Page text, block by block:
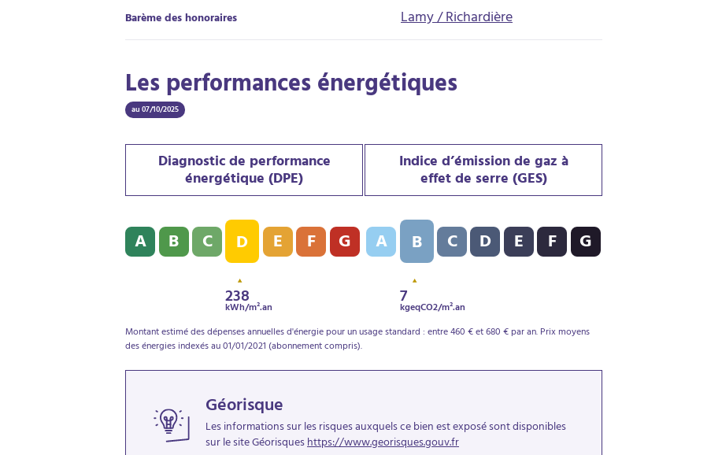
Barème des honoraires Lamy / Richardière
Les performances énergétiques
au 07/10/2025
Diagnostic de performance
énergétique (DPE)
Diagnostic de performance énergétique (DPE) : D - 238 kWh/m².an
A B C D
238
kWh/m².an
E F G
Indice d’émission de gaz à
effet de serre (GES)
Indice d’émission de gaz à effet de serre (GES) : B - 7 kgeqCO2/m².an
A B
7
kgeqCO2/m².an
C D E F G
Montant estimé des dépenses annuelles d'énergie pour un usage standard : entre 460 € et 680 € par an. Prix moyens
des énergies indexés au 01/01/2021 (abonnement compris).
Géorisque
Les informations sur les risques auxquels ce bien est exposé sont disponibles
sur le site Géorisqueshttps://www.georisques.gouv.fr